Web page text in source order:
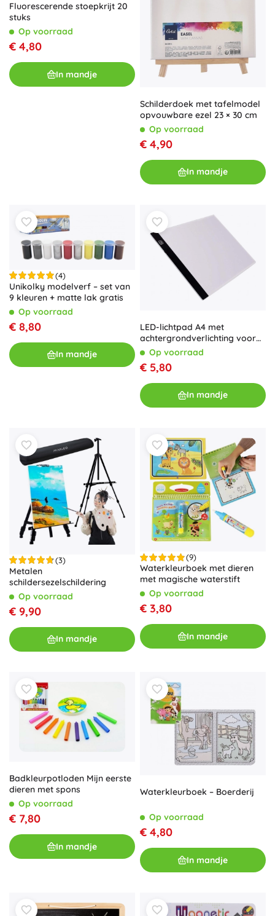
Fluorescerende stoepkrijt 20
stuks
Op voorraad
€ 4,80
In mandje
Schilderdoek met tafelmodel
opvouwbare ezel 23 × 30 cm
Op voorraad
€ 4,90
In mandje
(4)
Unikolky modelverf – set van
9 kleuren + matte lak gratis
Op voorraad
€ 8,80
In mandje
LED-lichtpad A4 met
achtergrondverlichting voor
tekenen en overtrekken
Op voorraad
€ 5,80
In mandje
(3)
Metalen
schildersezelschildering
Op voorraad
€ 9,90
In mandje
(9)
Waterkleurboek met dieren
met magische waterstift
Op voorraad
€ 3,80
In mandje
Badkleurpotloden Mijn eerste
dieren met spons
Op voorraad
€ 7,80
In mandje
Waterkleurboek – Boerderij
Op voorraad
€ 4,80
In mandje